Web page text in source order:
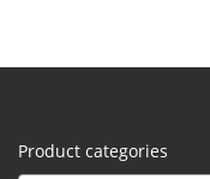
Product categories